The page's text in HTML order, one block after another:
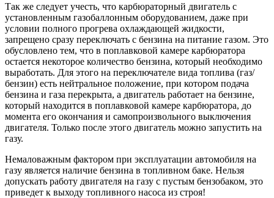
Так же следует учесть, что карбюраторный двигатель с
установленным газобаллонным оборудованием, даже при
условии полного прогрева охлаждающей жидкости,
запрещено сразу переключать с бензина на питание газом. Это
обусловлено тем, что в поплавковой камере карбюратора
остается некоторое количество бензина, который необходимо
выработать. Для этого на переключателе вида топлива (газ/
бензин) есть нейтральное положение, при котором подача
бензина и газа перекрыта, а двигатель работает на бензине,
который находится в поплавковой камере карбюратора, до
момента его окончания и самопроизвольного выключения
двигателя. Только после этого двигатель можно запустить на
газу.
Немаловажным фактором при эксплуатации автомобиля на
газу является наличие бензина в топливном баке. Нельзя
допускать работу двигателя на газу с пустым бензобаком, это
приведет к выходу топливного насоса из строя!